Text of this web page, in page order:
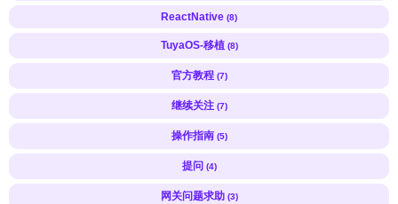
ReactNative (8)
TuyaOS-移植 (8)
官方教程 (7)
继续关注 (7)
操作指南 (5)
提问 (4)
网关问题求助 (3)